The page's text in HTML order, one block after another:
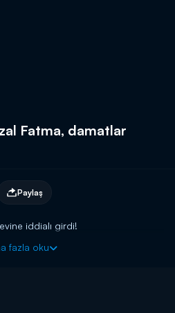
Fatma, damatlar
Paylaş
iddialı girdi!
fazla oku